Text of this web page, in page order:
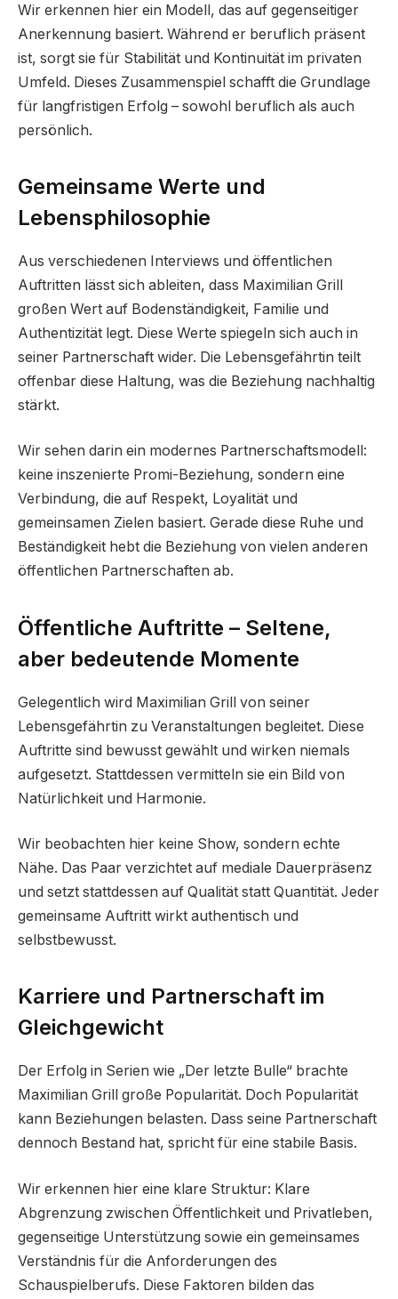
Wir erkennen hier ein Modell, das auf gegenseitiger
Anerkennung basiert. Während er beruflich präsent
ist, sorgt sie für Stabilität und Kontinuität im privaten
Umfeld. Dieses Zusammenspiel schafft die Grundlage
für langfristigen Erfolg – sowohl beruflich als auch
persönlich.
Gemeinsame Werte und
Lebensphilosophie
Aus verschiedenen Interviews und öffentlichen
Auftritten lässt sich ableiten, dass Maximilian Grill
großen Wert auf Bodenständigkeit, Familie und
Authentizität legt. Diese Werte spiegeln sich auch in
seiner Partnerschaft wider. Die Lebensgefährtin teilt
offenbar diese Haltung, was die Beziehung nachhaltig
stärkt.
Wir sehen darin ein modernes Partnerschaftsmodell:
keine inszenierte Promi-Beziehung, sondern eine
Verbindung, die auf Respekt, Loyalität und
gemeinsamen Zielen basiert. Gerade diese Ruhe und
Beständigkeit hebt die Beziehung von vielen anderen
öffentlichen Partnerschaften ab.
Öffentliche Auftritte – Seltene,
aber bedeutende Momente
Gelegentlich wird Maximilian Grill von seiner
Lebensgefährtin zu Veranstaltungen begleitet. Diese
Auftritte sind bewusst gewählt und wirken niemals
aufgesetzt. Stattdessen vermitteln sie ein Bild von
Natürlichkeit und Harmonie.
Wir beobachten hier keine Show, sondern echte
Nähe. Das Paar verzichtet auf mediale Dauerpräsenz
und setzt stattdessen auf Qualität statt Quantität. Jeder
gemeinsame Auftritt wirkt authentisch und
selbstbewusst.
Karriere und Partnerschaft im
Gleichgewicht
Der Erfolg in Serien wie „Der letzte Bulle“ brachte
Maximilian Grill große Popularität. Doch Popularität
kann Beziehungen belasten. Dass seine Partnerschaft
dennoch Bestand hat, spricht für eine stabile Basis.
Wir erkennen hier eine klare Struktur: Klare
Abgrenzung zwischen Öffentlichkeit und Privatleben,
gegenseitige Unterstützung sowie ein gemeinsames
Verständnis für die Anforderungen des
Schauspielberufs. Diese Faktoren bilden das